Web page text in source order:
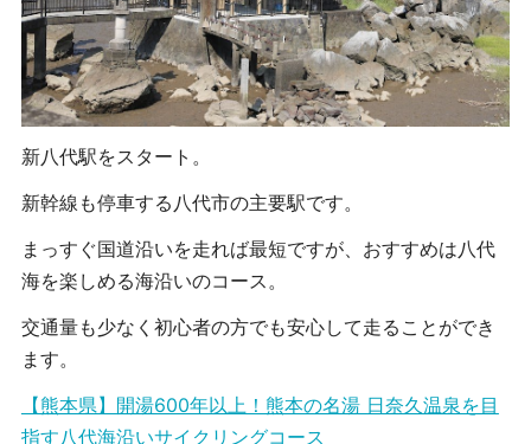
新八代駅をスタート。
新幹線も停車する八代市の主要駅です。
まっすぐ国道沿いを走れば最短ですが、おすすめは八代
海を楽しめる海沿いのコース。
交通量も少なく初心者の方でも安心して走ることができ
ます。
【熊本県】開湯600年以上！熊本の名湯 日奈久温泉を目
指す八代海沿いサイクリングコース